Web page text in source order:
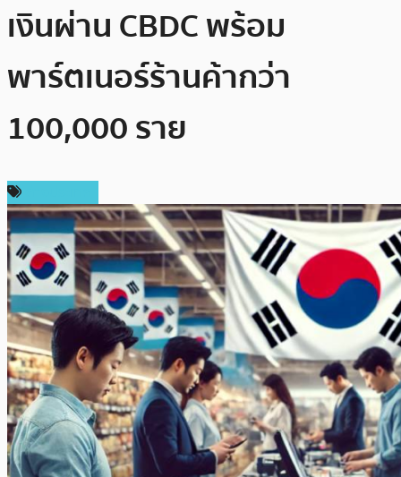
เงินผ่าน CBDC พร้อม
พาร์ตเนอร์ร้านค้ากว่า
100,000 ราย